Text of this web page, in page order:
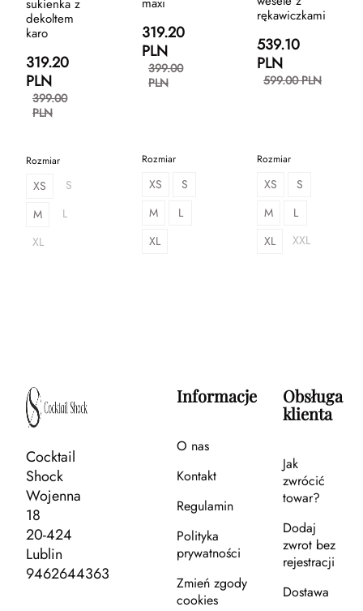
sukienka z
dekoltem
karo
319.20
PLN
399.00
PLN
Rozmiar
XS
S
M
L
XL
319.20
PLN
399.00
PLN
Rozmiar
XS
S
M
L
XL
rękawiczkami
539.10
PLN
599.00 PLN
Rozmiar
XS
S
M
L
XL
XXL
Cocktail
Shock
Wojenna
18
20-424
Lublin
9462644363
Informacje
O nas
Kontakt
Regulamin
Polityka
prywatności
Zmień zgody
cookies
Obsługa
klienta
Jak
zwrócić
towar?
Dodaj
zwrot bez
rejestracji
Dostawa